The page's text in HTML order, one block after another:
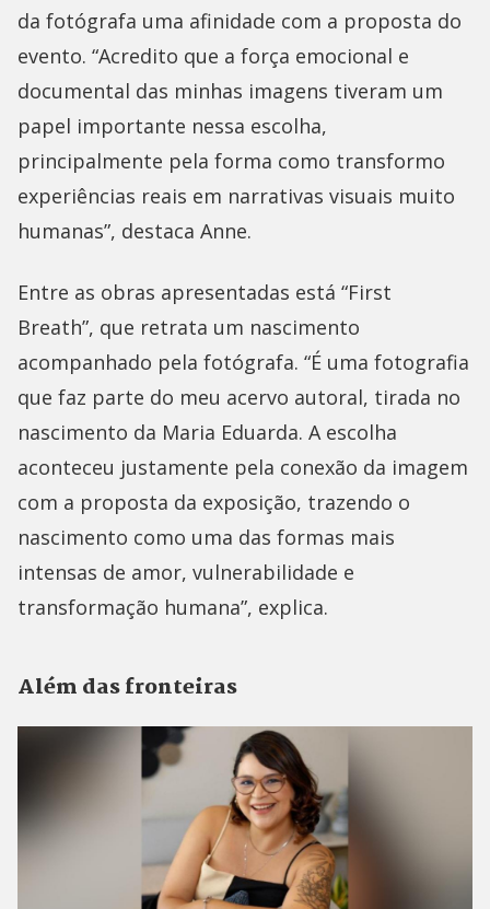
da fotógrafa uma afinidade com a proposta do
evento. “Acredito que a força emocional e
documental das minhas imagens tiveram um
papel importante nessa escolha,
principalmente pela forma como transformo
experiências reais em narrativas visuais muito
humanas”, destaca Anne.
Entre as obras apresentadas está “First
Breath”, que retrata um nascimento
acompanhado pela fotógrafa. “É uma fotografia
que faz parte do meu acervo autoral, tirada no
nascimento da Maria Eduarda. A escolha
aconteceu justamente pela conexão da imagem
com a proposta da exposição, trazendo o
nascimento como uma das formas mais
intensas de amor, vulnerabilidade e
transformação humana”, explica.
Além das fronteiras